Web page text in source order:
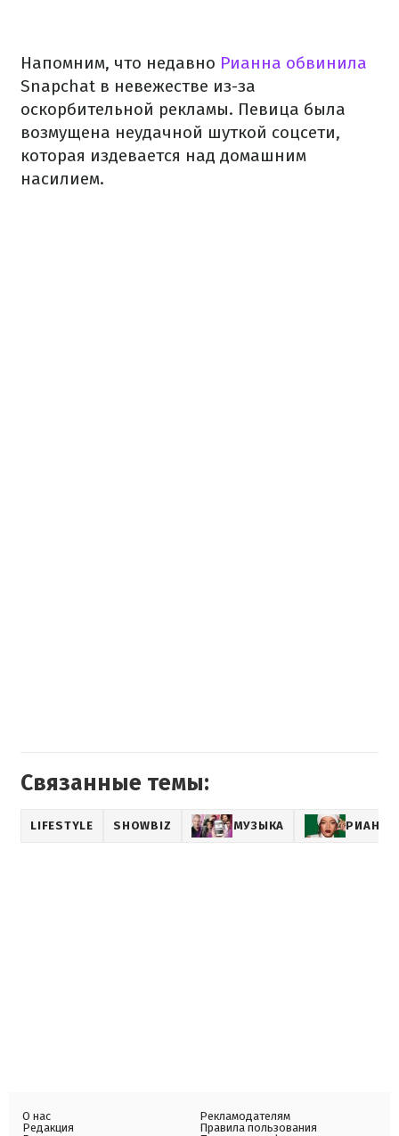
Напомним, что недавно Рианна обвинила
Snapchat в невежестве из-за
оскорбительной рекламы. Певица была
возмущена неудачной шуткой соцсети,
которая издевается над домашним
насилием.
Связанные темы:
LIFESTYLE SHOWBIZ МУЗЫКА РИАННА
О нас
Редакция
Рекламодателям
Правила пользования